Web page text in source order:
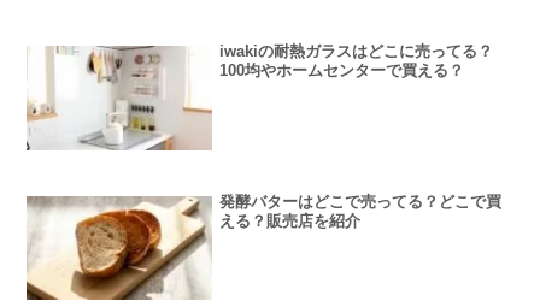
iwakiの耐熱ガラスはどこに売ってる？
100均やホームセンターで買える？
発酵バターはどこで売ってる？どこで買
える？販売店を紹介